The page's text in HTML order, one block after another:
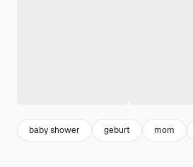
baby shower geburt mom